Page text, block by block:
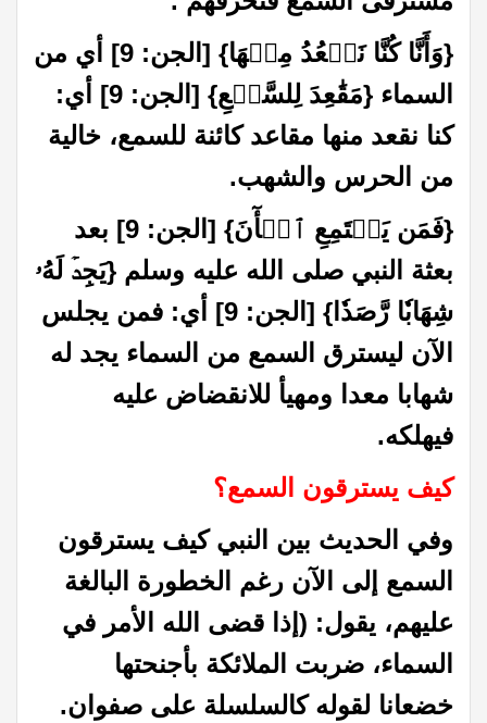
{وَأَنَّا كُنَّا نَقۡعُدُ مِنۡهَا} [الجن: 9] أي من
السماء {مَقَٰعِدَ لِلسَّمۡعِ} [الجن: 9] أي
:
كنا نقعد منها مقاعد كائنة للسمع، خالية
من الحرس والشهب.
{فَمَن يَسۡتَمِعِ ٱلۡأٓنَ} [الجن: 9] بعد
بعثة النبي صلى الله عليه وسلم {يَجِدۡ لَهُۥ
شِهَابٗا رَّصَدٗا} [الجن: 9]
أي: فمن يجلس
الآن ليسترق السمع من السماء يجد له
شهابا معدا ومهيأ للانقضاض عليه
فيهلكه.
كيف يسترقون السمع؟
وفي الحديث بين النبي كيف يسترقون
السمع إلى الآن رغم الخطورة البالغة
عليهم، يقول: (إذا قضى الله الأمر في
السماء، ضربت الملائكة بأجنحتها
خضعانا لقوله كالسلسلة على صفوان.